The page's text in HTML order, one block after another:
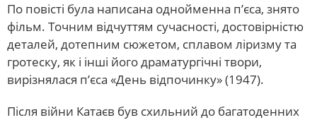
По повісті була написана однойменна п’єса, знято
фільм. Точним відчуттям сучасності, достовірністю
деталей, дотепним сюжетом, сплавом ліризму та
гротеску, як і інші його драматургічні твори,
вирізнялася п’єса «День відпочинку» (1947).
Після війни Катаєв був схильний до багатоденних